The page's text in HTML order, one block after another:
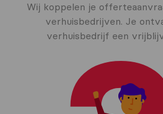
Wij koppelen je
verhuisbedrijven. Je
verhuisbedrijf een